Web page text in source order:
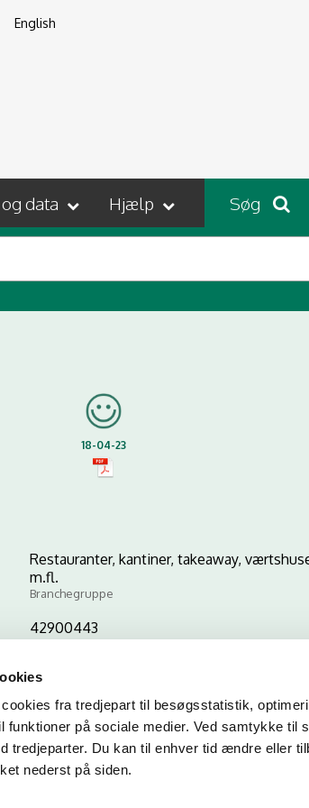
fra tredjepart til besøgsstatistik,
funktioner på sociale medier. Ved samtykke til
tredjeparter. Du kan til enhver tid ændre eller
nederst på siden.
English
data Hjælp Søg
18-04-23
Restauranter, kantiner, takeaway,
m.fl.
Branchegruppe
42900443
CVR-nr
Kopier link til at indsætte på virksomhedens